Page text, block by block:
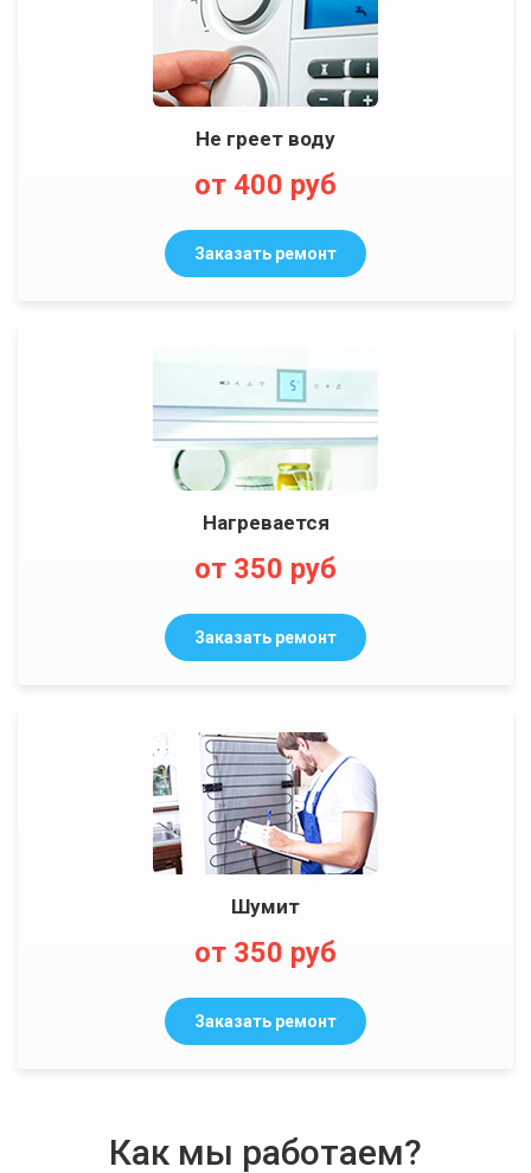
Не греет воду
от 400 руб
Заказать ремонт
Нагревается
от 350 руб
Заказать ремонт
Шумит
от 350 руб
Заказать ремонт
Как мы работаем?